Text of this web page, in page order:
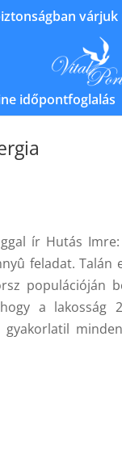
időpontfoglalás
ír Hutás
feladat.
populációján
a lakosság